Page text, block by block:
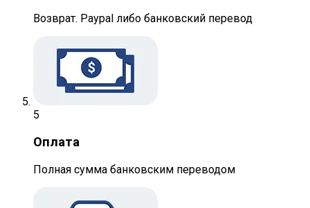
Возврат. Paypal либо банковский перевод
5
Оплата
Полная сумма банковским переводом